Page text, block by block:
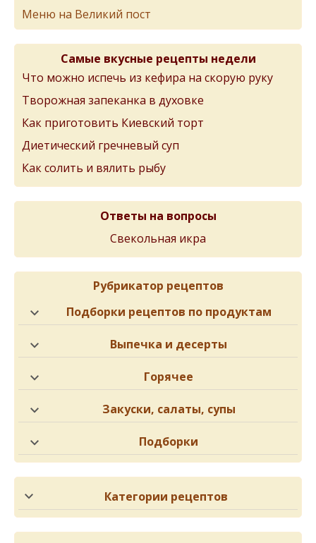
Меню на Великий пост
Самые вкусные рецепты недели
Что можно испечь из кефира на скорую руку
Творожная запеканка в духовке
Как приготовить Киевский торт
Диетический гречневый суп
Как солить и вялить рыбу
Ответы на вопросы
Свекольная икра
Рубрикатор рецептов
Подборки рецептов по продуктам
Выпечка и десерты
Горячее
Закуски, салаты, супы
Подборки
Категории рецептов